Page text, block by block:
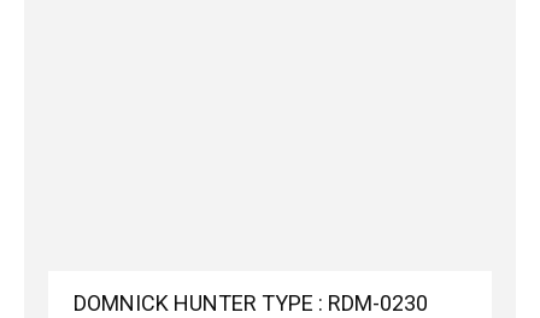
DOMNICK HUNTER TYPE : RDM-0230